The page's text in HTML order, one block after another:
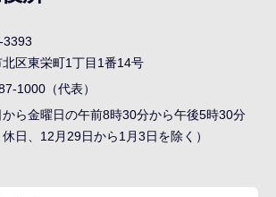
3393
北区東栄町1丁目1番14号
1000（代表）
から金曜日の午前8時30分から午後5時30分
休日、12月29日から1月3日を除く）